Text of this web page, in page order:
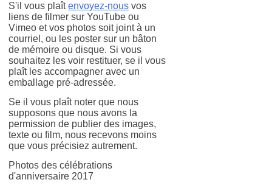
S'il vous plaîtenvoyez-nous vos
liens de filmer sur YouTube ou
Vimeo et vos photos soit joint à un
courriel, ou les poster sur un bâton
de mémoire ou disque. Si vous
souhaitez les voir restituer, se il vous
plaît les accompagner avec un
emballage pré-adressée.
Se il vous plaît noter que nous
supposons que nous avons la
permission de publier des images,
texte ou film, nous recevons moins
que vous précisiez autrement.
Photos des célébrations
d'anniversaire 2017